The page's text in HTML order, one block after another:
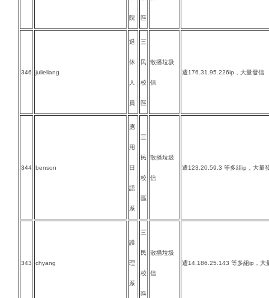
院 區
346 julieliang
退
休
人
員
三
民
校
區
散播垃圾
信
遭176.31.95.226ip，大量發信
344 benson
應
用
日
語
系
三
民
校
區
散播垃圾
信
遭123.20.59.3 等多組ip，大量
343 chyang
護
理
系
三
民
校
區
散播垃圾
信
遭14.186.25.143 等多組ip，大